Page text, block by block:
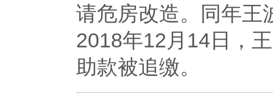
请危房改造。同年王
2018年12月14日，
助款被追缴。